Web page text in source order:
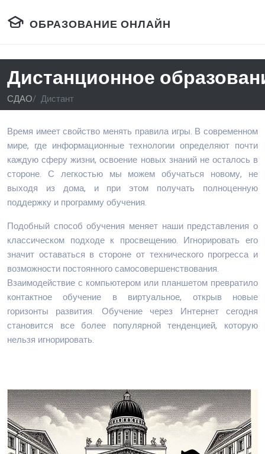
ОБРАЗОВАНИЕ ОНЛАЙН
Дистанционное
СДАО Дистант
Время имеет свойство менять правила игры. В современном
мире, где информационные технологии определяют почти
каждую сферу жизни, освоение новых знаний не осталось в
стороне. С легкостью мы можем обучаться новому, не
выходя из дома, и при этом получать полноценную
поддержку и программу обучения.
Подобный способ обучения меняет наши представления о
классическом подходе к просвещению. Игнорировать его
значит оставаться в стороне от технического прогресса и
возможности постоянного самосовершенствования.
Взаимодействие с компьютером или планшетом превратило
контактное обучение в виртуальное, открыв новые
горизонты развития. Обучение через Интернет сегодня
становится все более популярной тенденцией, которую
нельзя игнорировать.